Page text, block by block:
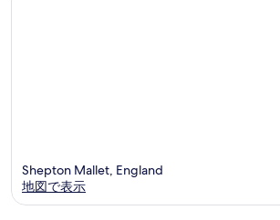
Shepton Mallet, England
地図で表示